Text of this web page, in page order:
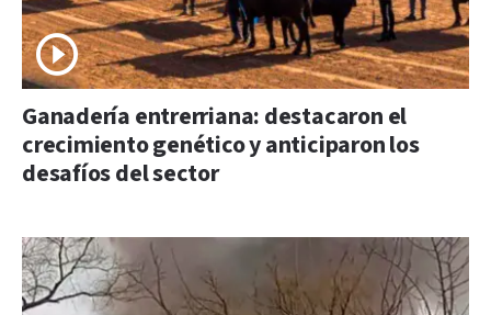
Ganadería entrerriana: destacaron el
crecimiento genético y anticiparon los
desafíos del sector